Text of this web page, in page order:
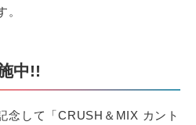
。
中!!
念して「CRUSH＆MIX カント